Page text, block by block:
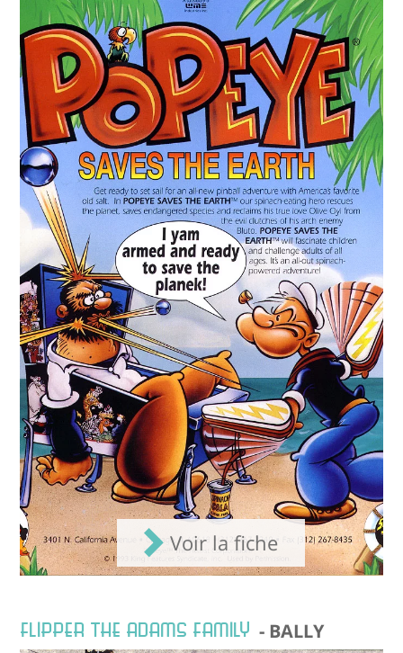
Voir la fiche
FLIPPER THE ADAMS FAMILY - BALLY